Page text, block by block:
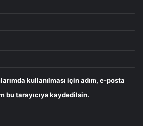
kullanılması için adım, e-posta
bu tarayıcıya kaydedilsin.